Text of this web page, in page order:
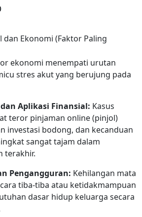
dan Ekonomi (Faktor Paling
ekonomi menempati urutan
stres akut yang berujung pada
Aplikasi Finansial: Kasus
teror pinjaman online (pinjol)
investasi bodong, dan kecanduan
sangat tajam dalam
terakhir.
Pengangguran: Kehilangan mata
tiba-tiba atau ketidakmampuan
dasar hidup keluarga secara